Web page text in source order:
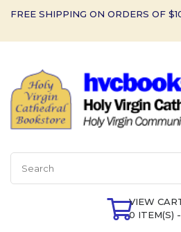
FREE SHIPPING ON ORDERS OF
VIEW
0 ITEM(S)